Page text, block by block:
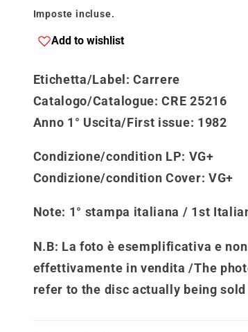
di
Imposte incluse.
Add to wishlist
Etichetta/Label: Carrere
Catalogo/Catalogue:CRE 25216
Anno 1° Uscita/First issue: 1982
Condizione/condition LP: VG+
Condizione/condition Cover: VG+
Note: 1° stampa italiana / 1st
N.B: La foto è esemplificativa e
effettivamente in vendita /The
refer to the disc actually being sold